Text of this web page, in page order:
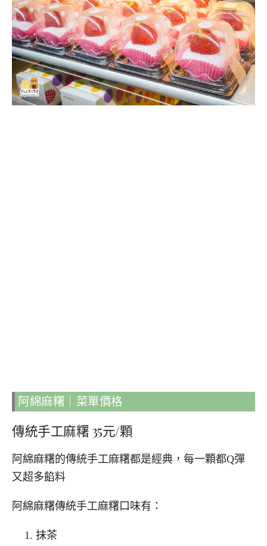
阿綿麻糬｜菜單價格
傳統手工麻糬 35元/顆
阿綿麻糬的傳統手工麻糬都是經典，每一顆都Q彈
又超多餡料
阿綿麻糬傳統手工麻糬口味有：
抹茶